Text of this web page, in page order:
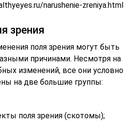
narushenie-zreniya.html
зрения
поля зрения могут быть
причинами. Несмотря на
изменений, все они условно
на две большие группы:
поля зрения (скотомы);